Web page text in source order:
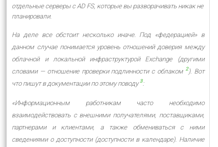
отдельные серверы с AD FS, которые вы разворачивать никак не
планировали.
На деле все обстоит несколько иначе. Под «федерацией» в
данном случае понимается уровень отношений доверия между
облачной и локальной инфраструктурой Exchange (другими
словами — отношение проверки подлинности с облаком 2). Вот
что пишут в документации по этому поводу 3:
«Информационным работникам часто необходимо
взаимодействовать с внешними получателями, поставщиками,
партнерами и клиентами, а также обмениваться с ними
сведениями о доступности (доступности в календаре). Наличие